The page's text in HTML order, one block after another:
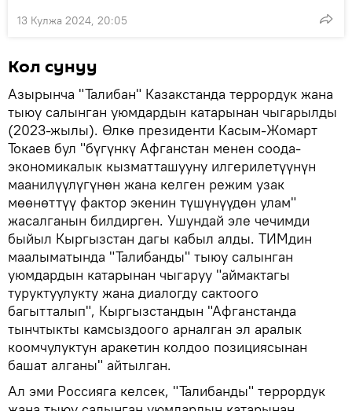
13 Кулжа 2024, 20:05
Кол сунуу
Азырынча "Талибан" Казакстанда террордук жана
тыюу салынган уюмдардын катарынан чыгарылды
(2023-жылы). Өлкө президенти Касым-Жомарт
Токаев бул "бүгүнкү Афганстан менен соода-
экономикалык кызматташууну илгерилетүүнүн
маанилүүлүгүнөн жана келген режим узак
мөөнөттүү фактор экенин түшүнүүдөн улам"
жасалганын билдирген. Ушундай эле чечимди
быйыл Кыргызстан дагы кабыл алды. ТИМдин
маалыматында "Талибанды" тыюу салынган
уюмдардын катарынан чыгаруу "аймактагы
туруктуулукту жана диалогду сактоого
багытталып", Кыргызстандын "Афганстанда
тынчтыкты камсыздоого арналган эл аралык
коомчулуктун аракетин колдоо позициясынан
башат алганы" айтылган.
Ал эми Россияга келсек, "Талибанды" террордук